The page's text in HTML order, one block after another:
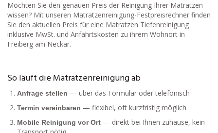
Möchten Sie den genauen Preis der Reinigung Ihrer Matratzen
wissen? Mit unseren Matratzenreinigung-Festpreisrechner finden
Sie den aktuellen Preis für eine Matratzen Tiefenreinigung
inklusive MwSt. und Anfahrtskosten zu ihrem Wohnort in
Freiberg am Neckar.
So läuft die Matratzenreinigung ab
Anfrage stellen — über das Formular oder telefonisch
Termin vereinbaren — flexibel, oft kurzfristig möglich
Mobile Reinigung vor Ort — direkt bei Ihnen zuhause, kein